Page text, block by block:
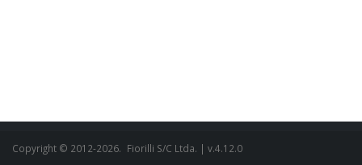
Copyright © 2012-2026. Fiorilli S/C Ltda. | v.4.12.0